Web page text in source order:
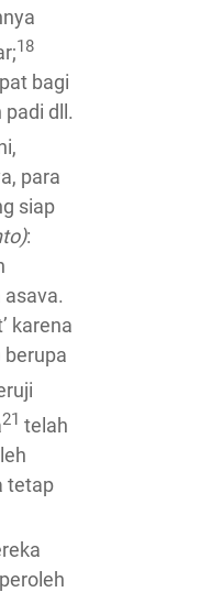
18
bagi
dll.
para
siap
:
karena
berupa
21 telah
tetap